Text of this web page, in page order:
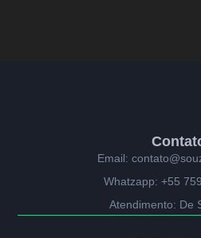
Email:
Whatzapp: +55
Atendimento: De